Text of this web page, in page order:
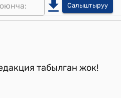
Салыштыруу
табылган жок!